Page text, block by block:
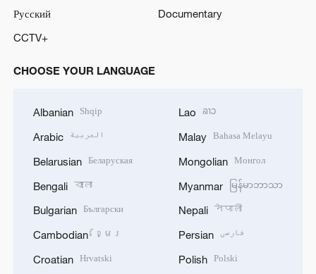
Русский
Documentary
CCTV+
CHOOSE YOUR LANGUAGE
Albanian Shqip
Arabic العربية
Belarusian Беларуская
Bengali বাংলা
Bulgarian Български
Cambodian ខ្មែរ
Croatian Hrvatski
Lao ລາວ
Malay Bahasa Melayu
Mongolian Монгол
Myanmar မြန်မာဘာသာ
Nepali नेपाली
Persian فارسی
Polish Polski